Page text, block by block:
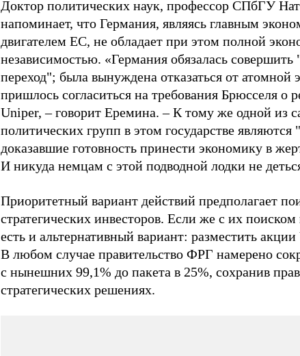
Доктор политических наук, профессор СПбГУ
напоминает, что Германия, являясь главным
двигателем ЕС, не обладает при этом полной
независимостью. «Германия обязалась совершить
переход"; была вынуждена отказаться от атомной
пришлось согласиться на требования Брюсселя о
Uniper, – говорит Еремина. – К тому же одной из
политических групп в этом государстве являются
доказавшие готовность принести экономику в
И никуда немцам с этой подводной лодки не
Приоритетный вариант действий предполагает
стратегических инвесторов. Если же с их поиском
есть и альтернативный вариант: разместить
В любом случае правительство ФРГ намерено
с нынешних 99,1% до пакета в 25%, сохранив
стратегических решениях.